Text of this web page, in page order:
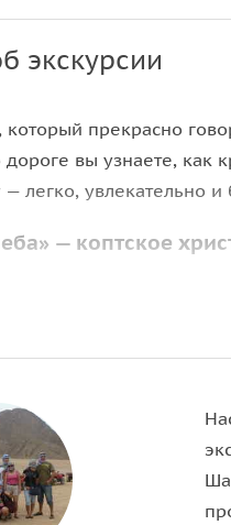
экскурсии
который прекрасно
вы узнаете, как
легко, увлекательно и
— коптское
православная
община в
Эль Сахаба
сердце Старого
. Это не просто